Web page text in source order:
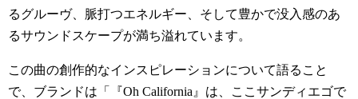
るグルーヴ、脈打つエネルギー、そして豊かで没入感のあ
るサウンドスケープが満ち溢れています。
この曲の創作的なインスピレーションについて語ること
で、ブランドは「『Oh California』は、ここサンディエゴで